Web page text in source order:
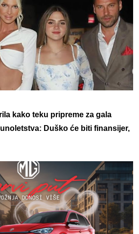
kako teku pripreme za gala
Duško će biti finansijer,